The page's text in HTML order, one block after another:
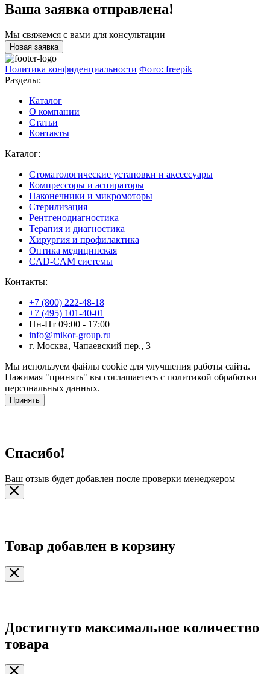
Ваша заявка отправлена!
Мы свяжемся с вами для консультации
Новая заявка
Политика конфиденциальности Фото: freepik
Разделы:
Каталог
О компании
Статьи
Контакты
Каталог:
Стоматологические установки и аксессуары
Компрессоры и аспираторы
Наконечники и микромоторы
Стерилизация
Рентгенодиагностика
Терапия и диагностика
Хирургия и профилактика
Оптика медицинская
CAD-CAM системы
Контакты:
+7 (800) 222-48-18
+7 (495) 101-40-01
Пн-Пт 09:00 - 17:00
info@mikor-group.ru
г. Москва, Чапаевский пер., 3
Мы используем файлы cookie для улучшения работы сайта.
Нажимая "принять" вы соглашаетесь с политикой обработки
персональных данных.
Принять
Спасибо!
Ваш отзыв будет добавлен после проверки менеджером
Товар добавлен в корзину
Достигнуто максимальное количество
товара